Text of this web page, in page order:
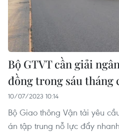
Bộ GTVT cần giải
đồng trong sáu tháng
10/07/2023 10:14
Bộ Giao thông Vận tải yêu
án tập trung nỗ lực đẩy